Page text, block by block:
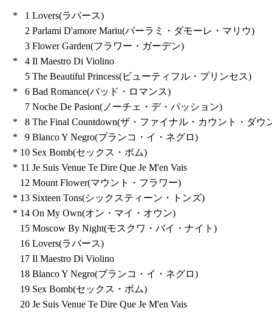
* 1 Lovers(ラバース)
2 Parlami D'amore Mariu(パーラミ・ダモーレ・マリウ)
3 Flower Garden(フラワー・ガーデン)
*
4 Il Maestro Di Violino
5 The Beautiful Princess(ビューティフル・プリンセス)
*
6 Bad Romance(バッド・ロマンス)
7 Noche De Pasion(ノーチェ・デ・パッション)
*
8 The Final Countdown(ザ・ファイナル・カウント・ダウ
*
9 Blanco Y Negro(ブランコ・イ・ネグロ)
* 10 Sex Bomb(セックス・ボム)
* 11 Je Suis Venue Te Dire Que Je M'en Vais
12 Mount Flower(マウント・フラワー)
* 13 Sixteen Tons(シックスティーン・トンズ)
* 14 On My Own(オン・マイ・オウン)
15 Moscow By Night(モスクワ・バイ・ナイト)
16 Lovers(ラバース)
17 Il Maestro Di Violino
18 Blanco Y Negro(ブランコ・イ・ネグロ)
19 Sex Bomb(セックス・ボム)
20 Je Suis Venue Te Dire Que Je M'en Vais